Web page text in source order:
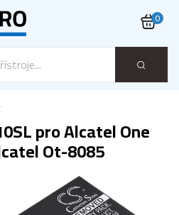
0
pro Alcatel One
Ot-8085